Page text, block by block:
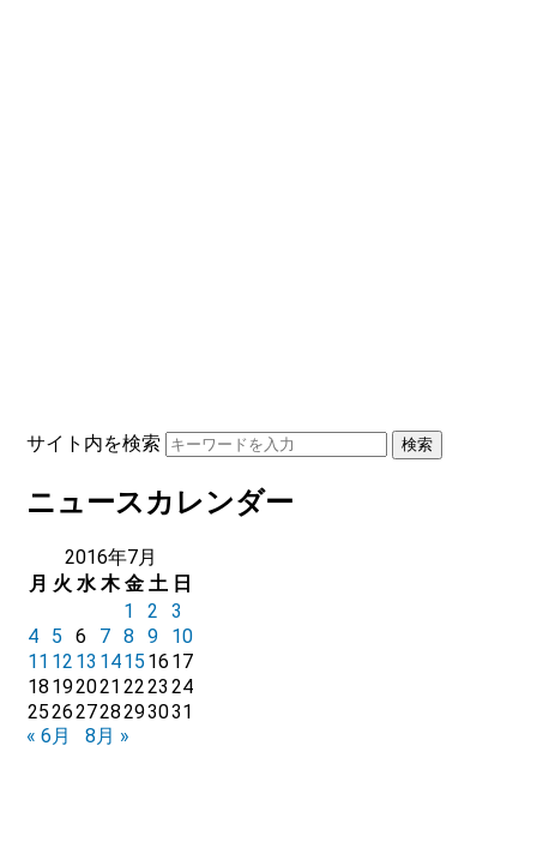
サイト内を検索
ニュースカレンダー
2016年7月
月 火 水 木 金 土 日
1
2
3
4
5 6 7 8 9
10
11 12 13 1415 16 17
18192021 2223 24
25262728293031
« 6月
8月 »